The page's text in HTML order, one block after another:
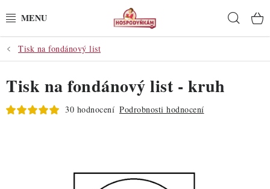
na
POTŘEBY
POMŮCKY
SUROVINY
Tisk na fondánový list
Tisk na fondánový list - kruh
30 hodnocení Podrobnosti hodnocení